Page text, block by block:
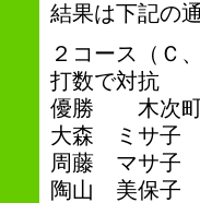
結果は下記の
２コース（Ｃ
打数で対抗
優勝 木次
大森 ミサ子
周藤 マサ子
陶山 美保子